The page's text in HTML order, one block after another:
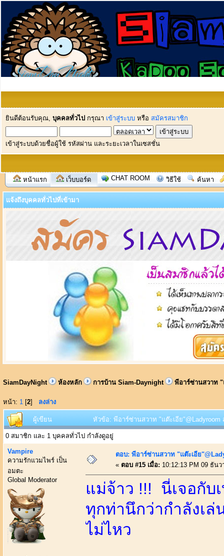
ยินดีต้อนรับคุณ, บุคคลทั่วไป กรุณา เข้าสู่ระบบ หรือ สมัครสมาชิก
เข้าสู่ระบบด้วยชื่อผู้ใช้ รหัสผ่าน และระยะเวลาในเซสชั่น
หน้าแรก เว็บบอร์ด CHAT ROOM วิธีใช้ ค้นหา
แจ้งถึงบุคคลทั่วไปที่เข้ามา
SiamDayNight ห้องหลัก การบ้าน Siam-Daynight พีอาร์ซ่านสวาท "
หน้า: 1 [2] ลงล่าง
ผู้เขียน หัวข้อ: พีอาร์ซ่านสวาท "แต๊ะเอีย"@Ladyroom
0 สมาชิก และ 1 บุคคลทั่วไป กำลังดูอยู่
Vampire
ความรักแวมไพร์ เป็น
อมตะ
Global Moderator
ตอบ: พีอาร์ซ่านสวาท "แต๊ะเอีย
« ตอบ #15 เมื่อ: 10:12:13 PM 09 ธัน
แม่จ้าว !!! นี่เจอกับ
ทุกท่านึกว่ากำลังเ
ไม่ไหว